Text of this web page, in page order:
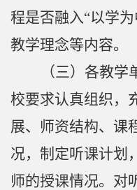
程是否融入“以学
教学理念等内容。
（三） 各教学
校要求认真组织，
展、师资结构、课
况，制定听课计划
师的授课情况。对